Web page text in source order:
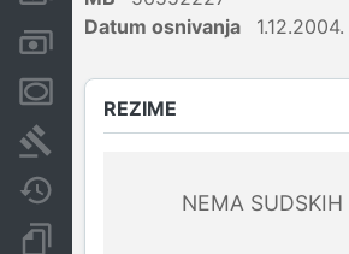
Menice i zaloge
Sudski sporovi
Datum osnivanja
1.12.2004.
REZIME
NEMA SUDSKIH